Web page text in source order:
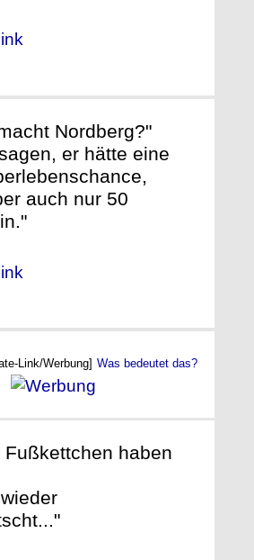
Nordberg?"
er hätte eine
auch nur 50
Link/Werbung] Was bedeutet das?
Fußkettchen haben